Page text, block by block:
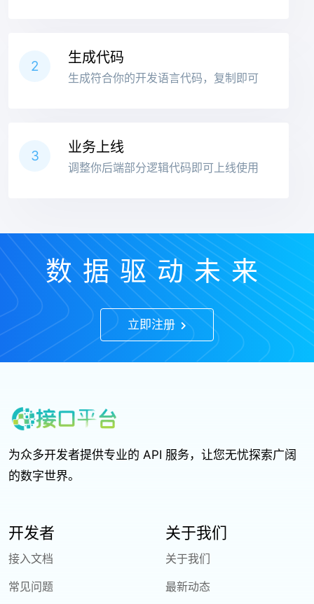
2
生成代码
生成符合你的开发语言代码，复制即可
3
业务上线
调整你后端部分逻辑代码即可上线使用
数据驱动未来
立即注册
为众多开发者提供专业的 API 服务，让您无忧探索广阔
的数字世界。
开发者
接入文档
常见问题
关于我们
关于我们
最新动态